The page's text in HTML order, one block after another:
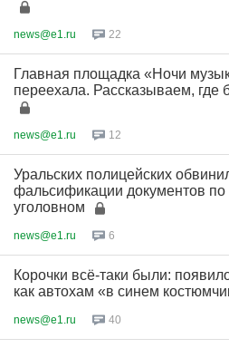
news@e1.ru 22
Главная площадка «Ночи
переехала. Рассказываем, где
news@e1.ru 12
Уральских полицейских
фальсификации документов по
уголовном
news@e1.ru 6
Корочки всё-таки были:
как автохам «в синем
news@e1.ru 40